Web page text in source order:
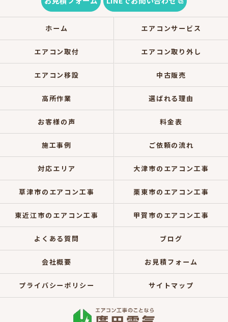
ホーム エアコンサービス
エアコン取付 エアコン取り外し
エアコン移設 中古販売
高所作業 選ばれる理由
お客様の声 料金表
施工事例 ご依頼の流れ
対応エリア 大津市のエアコン工事
草津市のエアコン工事 栗東市のエアコン工事
東近江市のエアコン工事 甲賀市のエアコン工事
よくある質問 ブログ
会社概要 お見積フォーム
プライバシーポリシー サイトマップ